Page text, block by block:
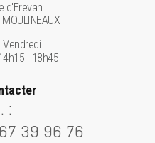
d'Erevan
Vendredi
- 18h45
:
39 96 76